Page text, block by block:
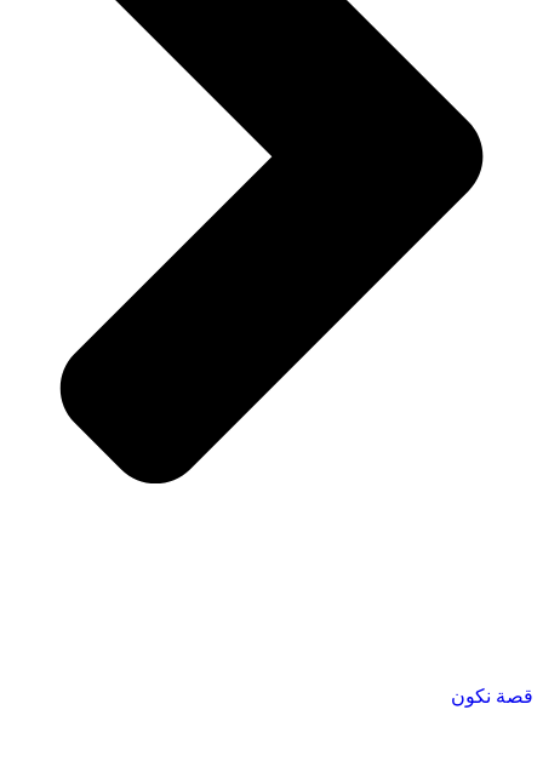
قصة نكون